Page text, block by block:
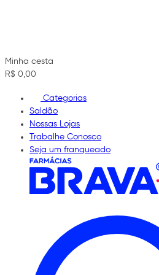
Minha cesta
R$ 0,00
Categorias
Saldão
Nossas Lojas
Trabalhe Conosco
Seja um franqueado